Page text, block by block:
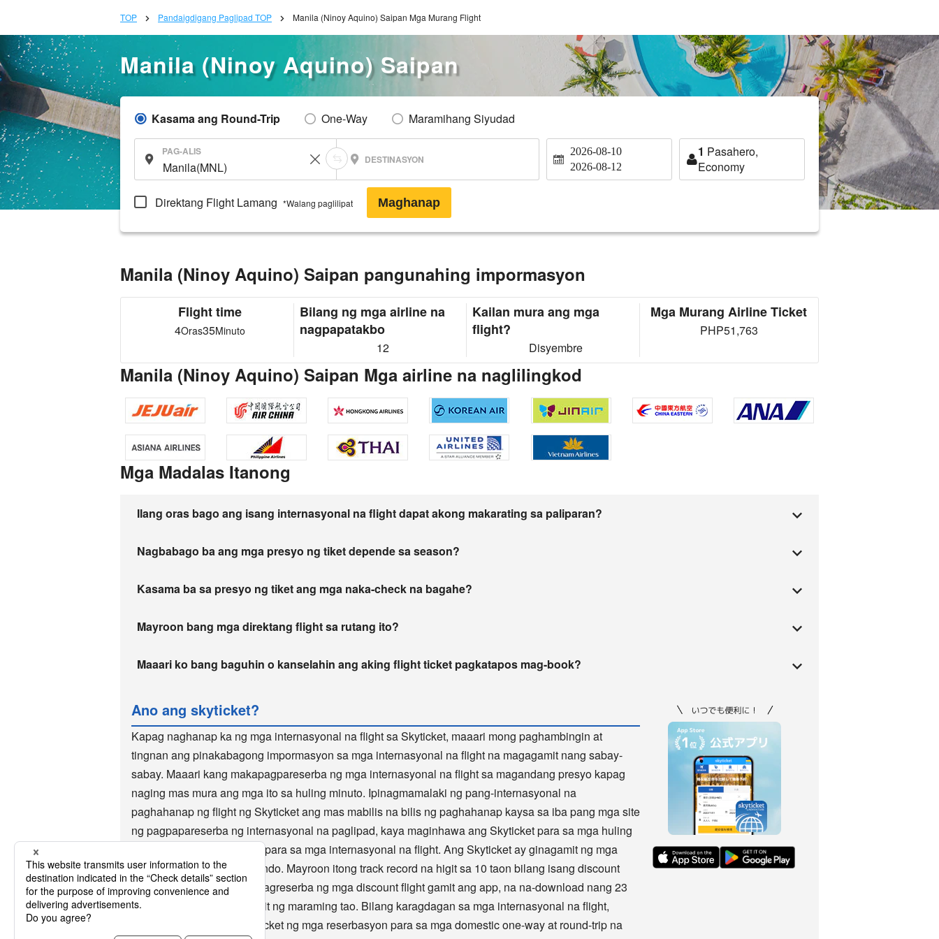
TOP Pandaigdigang Paglipad TOP Manila (Ninoy Aquino) Saipan Mga Murang Flight
Manila (Ninoy Aquino) Saipan
Kasama ang Round-Trip One-Way Maramihang Siyudad
PAG-ALIS
DESTINASYON
2026-08-10
2026-08-12
1 Pasahero,
Economy
Direktang Flight Lamang *Walang paglilipat Maghanap
Manila (Ninoy Aquino) Saipan pangunahing impormasyon
Flight time
4Oras35Minuto
Bilang ng mga airline na
nagpapatakbo
12
Kailan mura ang mga
flight?
Disyembre
Mga Murang Airline Ticket
PHP51,763
Manila (Ninoy Aquino) Saipan Mga airline na naglilingkod
Mga Madalas Itanong
Ilang oras bago ang isang internasyonal na flight dapat akong makarating sa paliparan?
Nagbabago ba ang mga presyo ng tiket depende sa season?
Kasama ba sa presyo ng tiket ang mga naka-check na bagahe?
Mayroon bang mga direktang flight sa rutang ito?
Maaari ko bang baguhin o kanselahin ang aking flight ticket pagkatapos mag-book?
Ano ang skyticket?
Kapag naghanap ka ng mga internasyonal na flight sa Skyticket, maaari mong paghambingin at
tingnan ang pinakabagong impormasyon sa mga internasyonal na flight na magagamit nang sabay-
sabay. Maaari kang makapagpareserba ng mga internasyonal na flight sa magandang presyo kapag
naging mas mura ang mga ito sa huling minuto. Ipinagmamalaki ng pang-internasyonal na
paghahanap ng flight ng Skyticket ang mas mabilis na bilis ng paghahanap kaysa sa iba pang mga site
ng pagpapareserba ng internasyonal na paglipad, kaya maginhawa ang Skyticket para sa mga huling
minutong pagpapareserba para sa mga internasyonal na flight. Ang Skyticket ay ginagamit ng mga
manlalakbay sa buong mundo. Mayroon itong track record na higit sa 10 taon bilang isang discount
flight site. Maginhawang magreserba ng mga discount flight gamit ang app, na na-download nang 23
milyong beses, at ginagamit ng maraming tao. Bilang karagdagan sa mga internasyonal na flight,
tumatanggap din ang Skyticket ng mga reserbasyon para sa mga domestic one-way at round-trip na